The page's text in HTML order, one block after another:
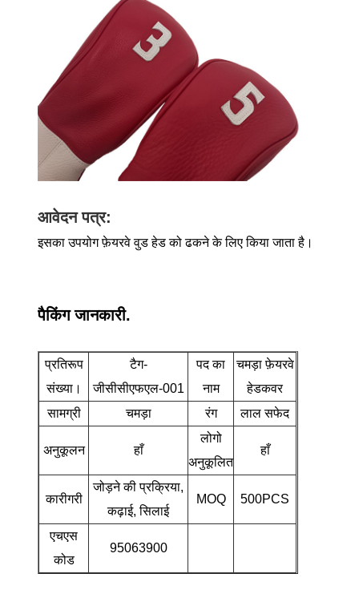
आवेदन पत्र:
इसका उपयोग फ़ेयरवे वुड हेड को ढकने के लिए किया जाता है।
पैकिंग जानकारी.
प्रतिरूप
संख्या।
टैग-
जीसीसीएफएल-001
पद का
नाम
चमड़ा फ़ेयरवे
हेडकवर
सामग्री
चमड़ा रंग लाल सफेद
अनुकूलन हाँ
लोगो
अनुकूलित
हाँ
कारीगरी
जोड़ने की प्रक्रिया,
कढ़ाई, सिलाई
MOQ 500PCS
एचएस
कोड
95063900